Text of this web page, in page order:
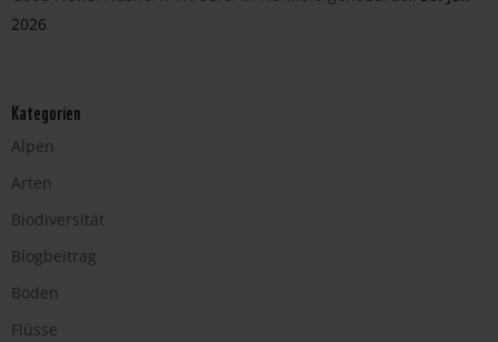
2026
Kategorien
Alpen
Arten
Biodiversität
Blogbeitrag
Boden
Flüsse